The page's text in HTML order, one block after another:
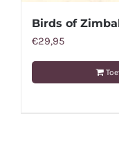
Birds of
€29,95